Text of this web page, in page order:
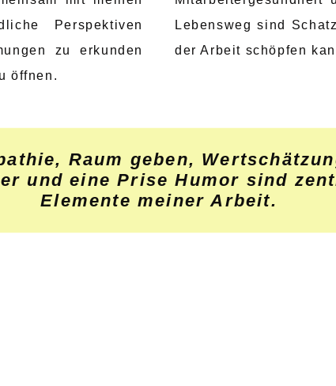
Perspektiven
zu erkunden
öffnen.
Lebensweg sind
der Arbeit schöpfen
Raum geben,
und eine Prise Humor sind
Elemente meiner Arbeit.